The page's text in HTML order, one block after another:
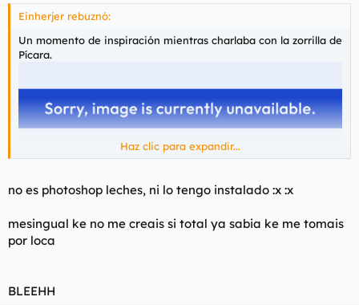
Einherjer rebuznó:
Un momento de inspiración mientras charlaba con la zorrilla de
Pícara.
Haz clic para expandir...
no es photoshop leches, ni lo tengo instalado :x :x
mesingual ke no me creais si total ya sabia ke me tomais
por loca
BLEEHH